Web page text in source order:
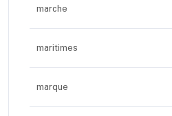
marche
maritimes
marque